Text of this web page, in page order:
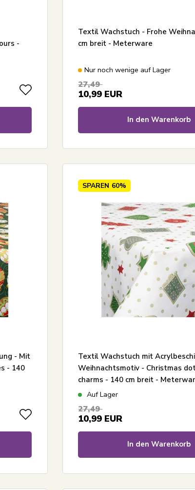
-
Textil Wachstuch - Frohe
cm breit - Meterware
Nur noch wenige auf Lager
27,49
10,99 EUR
In den Warenkorb
- Mit
- 140
SPAREN 60%
Textil Wachstuch mit
Weihnachtsmotiv - Christmas
charms - 140 cm breit -
Auf Lager
27,49
10,99 EUR
In den Warenkorb